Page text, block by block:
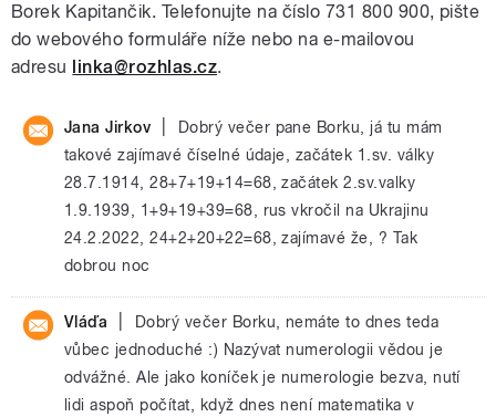
Borek Kapitančik. Telefonujte na číslo 731 800 900, pište
do webového formuláře níže nebo na e-mailovou
adresu linka@rozhlas.cz.
Jana Jirkov
Dobrý večer pane Borku, já tu mám
takové zajímavé číselné údaje, začátek 1.sv. války
28.7.1914, 28+7+19+14=68, začátek 2.sv.valky
1.9.1939, 1+9+19+39=68, rus vkročil na Ukrajinu
24.2.2022, 24+2+20+22=68, zajímavé že, ? Tak
dobrou noc
Vláďa
Dobrý večer Borku, nemáte to dnes teda
vůbec jednoduché :) Nazývat numerologii vědou je
odvážné. Ale jako koníček je numerologie bezva, nutí
lidi aspoň počítat, když dnes není matematika v